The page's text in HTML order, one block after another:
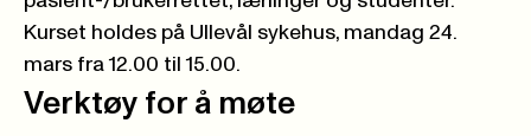
Kurset holdes på Ullevål sykehus, mandag 24.
mars fra 12.00 til 15.00.
Verktøy for å møte